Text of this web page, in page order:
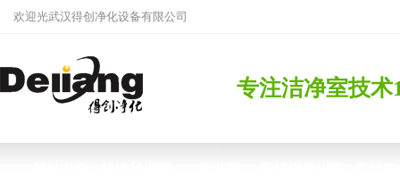
欢迎光武汉得创净化设备有限公司
专注洁净室技